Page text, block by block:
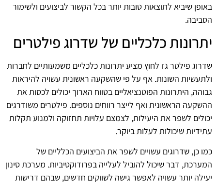
באופן שיביא לתוצאות טובות יותר בכל הקשור לביצועים ולשימור
הסביבה.
יתרונות כלכליים של שדרוג פילטרים
שדרוג פילטר גז לחוץ מציע יתרונות כלכליים משמעותיים לחברות
ולתעשיות השונות. אף על פי שהשקעה ראשונית עשויה להיראות
גבוהה, היתרונות הפוטנציאליים בטווח הארוך יכולים לכסות את
ההשקעה הראשונית ואף לייצר רווחים נוספים. פילטרים משודרגים
יכולים לשפר את היעילות, לצמצם עלויות תחזוקה ולמנוע תקלות
עתידיות שיכולות לעלות ביוקר.
כמו כן, שדרוגים עשויים לשפר את הביצועים הכלליים של
המערכת, דבר שיכול להוביל לעלייה בפרודוקטיביות. מערכת סינון
יעילה יותר עשויה לאפשר גישה לשווקים חדשים, שבהם דרישות